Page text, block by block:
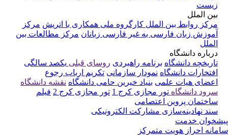
زیست
بین الملل
مرکز روابط بین الملل کارگروه ملی همکاری با اتریش مرکز
آموزش زبان فارسی به غیر فارسی زبانان مرکز مطالعات بین
الملل
درباره دانشگاه
تاریخچه دانشگاه برنامه راهبردی روسای قبلی یکصد سالگی
افتخارات دانشگاه نمودار سازمانی تکریم ارباب رجوع
اعضای هیات علمی بنیاد خیرین حامی دانشگاه نقشه دانشگاه
سرود دانشگاه تور مجازی کرج 1 تور مجازی کرج 2
فیلم
ساختمان پروین اعتصامی
سند نهادینه‌سازی مشارکت الکترونیکی
پیشخوان خدمت
سامانه احراز هویت متمرکز